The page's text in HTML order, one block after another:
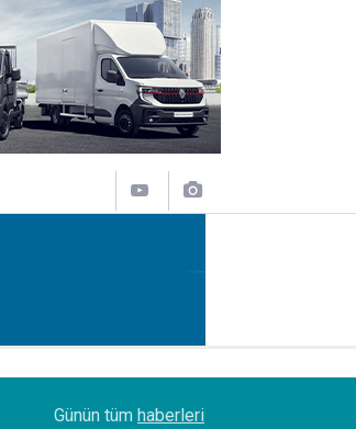
Petrol Ofisi Grubu 18. kez zirvede
Günün tüm haberleri